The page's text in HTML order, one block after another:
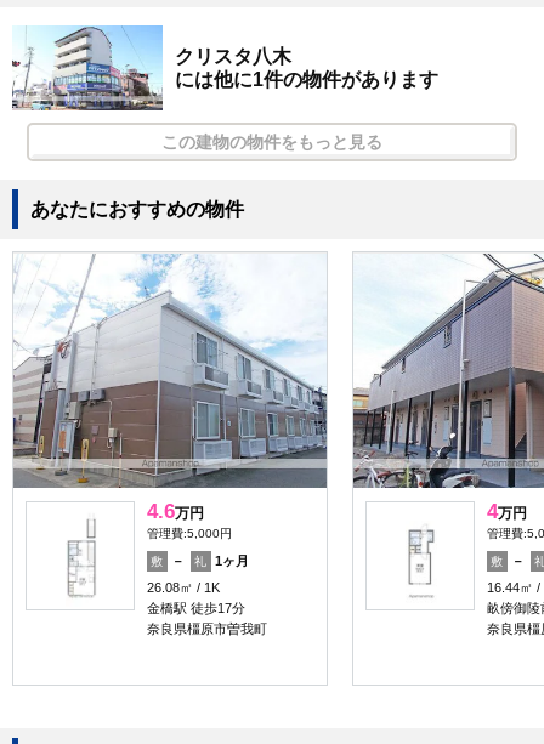
クリスタ八木
には他に1件の物件があります
この建物の物件をもっと見る
あなたにおすすめの物件
4.6万円
管理費:5,000円
敷 － 礼
1ヶ月
26.08㎡
1K
金橋駅 徒歩17分
奈良県橿原市曽我町
4万円
管理費
敷 －
16.44㎡
畝傍御陵
奈良県橿